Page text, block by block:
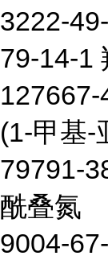
3222-
79-14-1
127667-
(1-甲基-
79791-
酰叠氮
9004-